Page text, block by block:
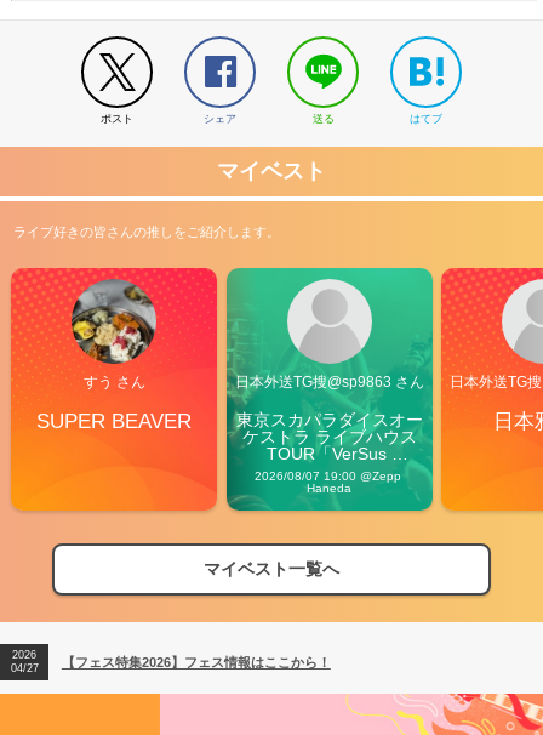
ポスト シェア 送る はてブ
マイベスト
ライブ好きの皆さんの推しをご紹介します。
すう さん
SUPER BEAVER
日本外送TG搜@sp9863 さん
東京スカパラダイスオー
ケストラ ライブハウス
TOUR「VerSus
Carnival」
2026/08/07 19:00 @Zepp
Haneda
日本外送TG
日本
マイベスト一覧へ
【フェス特集2026】フェス情報はここから！
【ライブ動員ランキング】2026年上半期編発表！
2026
04/27
【フェス特集2026】フェス情報はここから！
2026
【ライブ動員ランキング】2026年上半期編発表！